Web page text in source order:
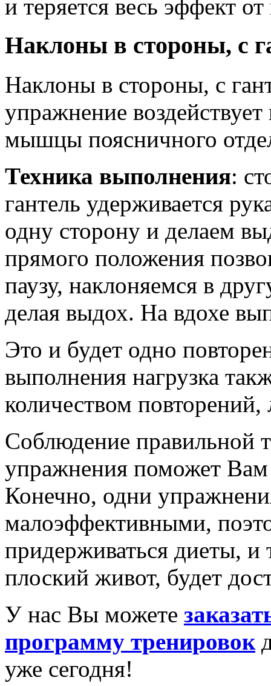
и теряется весь эффект
Наклоны в стороны, с
Наклоны в стороны, с
упражнение
мышцы поясничного
Техника выполнения:
гантель удерживается
одну сторону и делаем
прямого положения
паузу, наклоняемся в
делая выдох. На вдохе
Это и будет одно
выполнения нагрузка
количеством
Соблюдение правильной
упражнения поможет
Конечно, одни
малоэффективными,
придерживаться диеты, и
плоский живот, будет
У нас Вы можете
программу тренировок
уже сегодня!